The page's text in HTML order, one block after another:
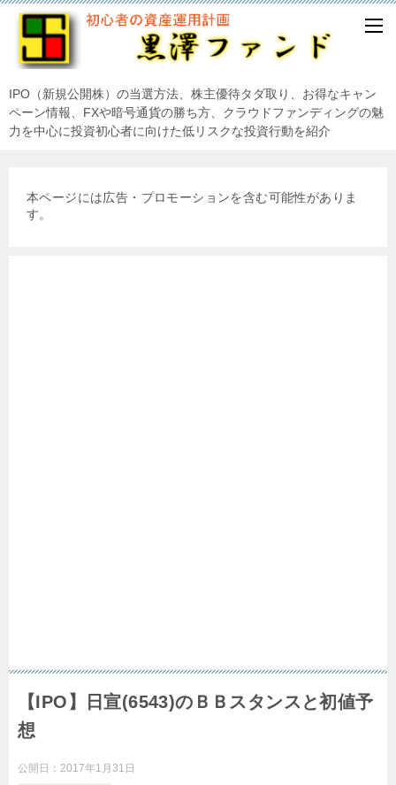
IPO（新規公開株）の当選方法、株主優待タダ取り、お得なキャン
ペーン情報、FXや暗号通貨の勝ち方、クラウドファンディングの魅
力を中心に投資初心者に向けた低リスクな投資行動を紹介
本ページには広告・プロモーションを含む可能性がありま
す。
【IPO】日宣(6543)のＢＢスタンスと初値予
想
公開日： 2017年1月31日